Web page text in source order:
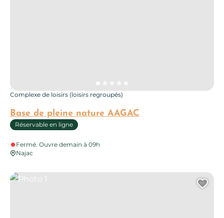
Base de pleine nature AAGAC
Complexe de loisirs (loisirs regroupés)
Réservable en ligne
Fermé. Ouvre demain à 09h
Najac
Photo 1